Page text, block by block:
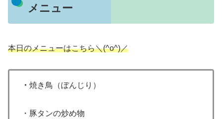
メニュー
本日のメニューはこちら＼(^o^)／
・ 焼き鳥（ぼんじり）
・豚タンの炒め物